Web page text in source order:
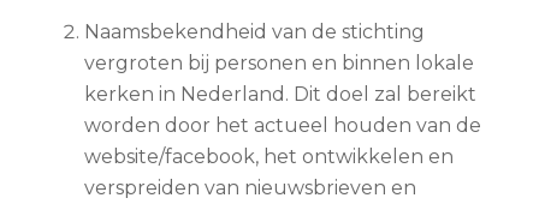
Naamsbekendheid van de stichting
vergroten bij personen en binnen lokale
kerken in Nederland. Dit doel zal bereikt
worden door het actueel houden van de
website/facebook, het ontwikkelen en
verspreiden van nieuwsbrieven en